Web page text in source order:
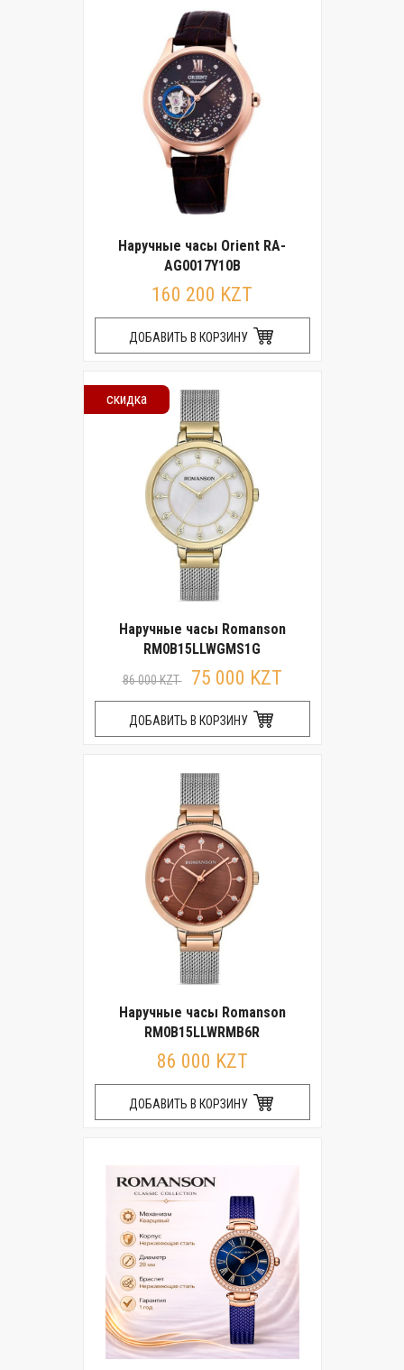
Наручные часы Orient RA-
AG0017Y10B
160 200 KZT
ДОБАВИТЬ В КОРЗИНУ
скидка
Наручные часы Romanson
RM0B15LLWGMS1G
86 000 KZT 75 000 KZT
ДОБАВИТЬ В КОРЗИНУ
Наручные часы Romanson
RM0B15LLWRMB6R
86 000 KZT
ДОБАВИТЬ В КОРЗИНУ